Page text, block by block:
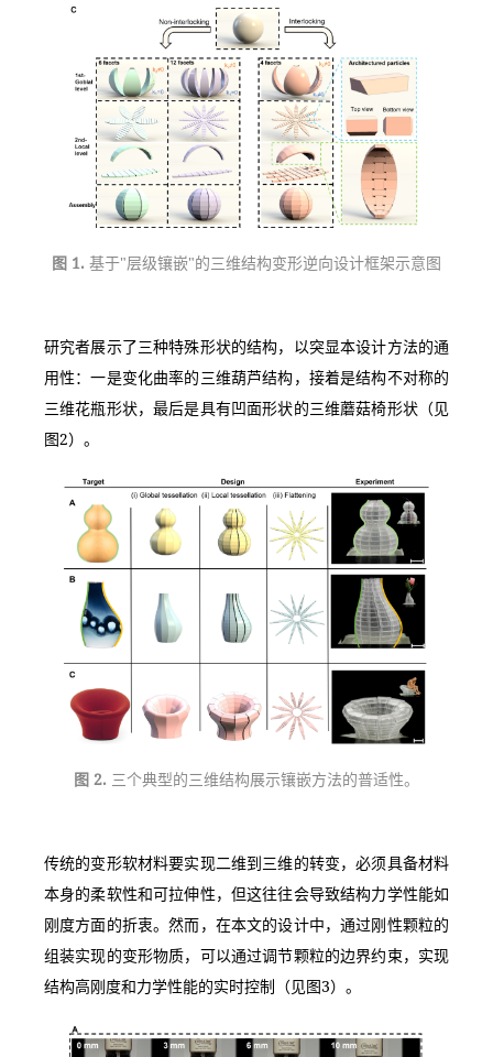
图 1. 基于"层级镶嵌"的三维结构变形逆向设计框架示意图
研究者展示了三种特殊形状的结构，以突显本设计方法的通
用性：一是变化曲率的三维葫芦结构，接着是结构不对称的
三维花瓶形状，最后是具有凹面形状的三维蘑菇椅形状（见
图2）。
图 2. 三个典型的三维结构展示镶嵌方法的普适性。
传统的变形软材料要实现二维到三维的转变，必须具备材料
本身的柔软性和可拉伸性，但这往往会导致结构力学性能如
刚度方面的折衷。然而，在本文的设计中，通过刚性颗粒的
组装实现的变形物质，可以通过调节颗粒的边界约束，实现
结构高刚度和力学性能的实时控制（见图3）。